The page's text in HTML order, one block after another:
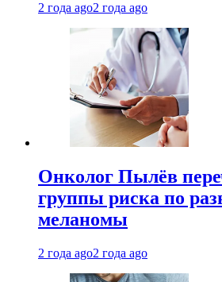
2 года ago2 года ago
Онколог Пылёв
группы риска по
меланомы
2 года ago2 года ago